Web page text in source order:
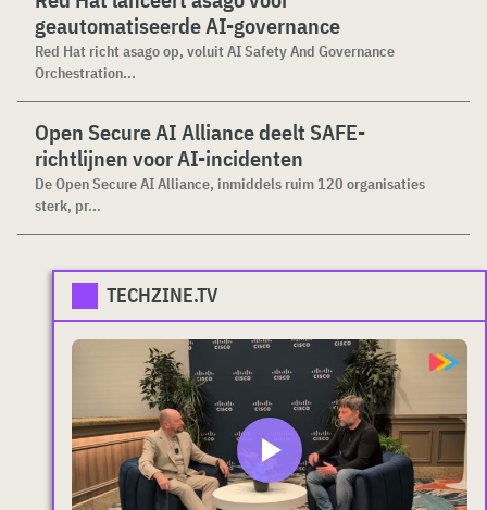
geautomatiseerde AI-governance
Red Hat richt asago op, voluit AI Safety And Governance
Orchestration...
Open Secure AI Alliance deelt SAFE-
richtlijnen voor AI-incidenten
De Open Secure AI Alliance, inmiddels ruim 120 organisaties
sterk, pr...
TECHZINE.TV